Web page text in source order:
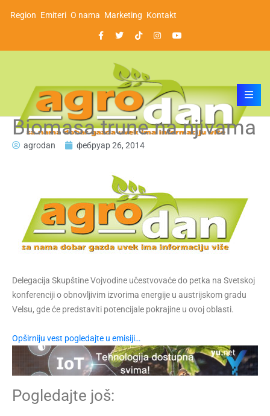
Region Emiteri O nama Marketing Kontakt
Biomasa trune na njivama
agrodan фебруар 26, 2014
Delegacija Skupštine Vojvodine učestvovaće do petka na Svetskoj
konferenciji o obnovljivim izvorima energije u austrijskom gradu
Velsu, gde će predstaviti potencijale pokrajine u ovoj oblasti.
Opširniju vest pogledajte u emisiji…
Pogledajte još: